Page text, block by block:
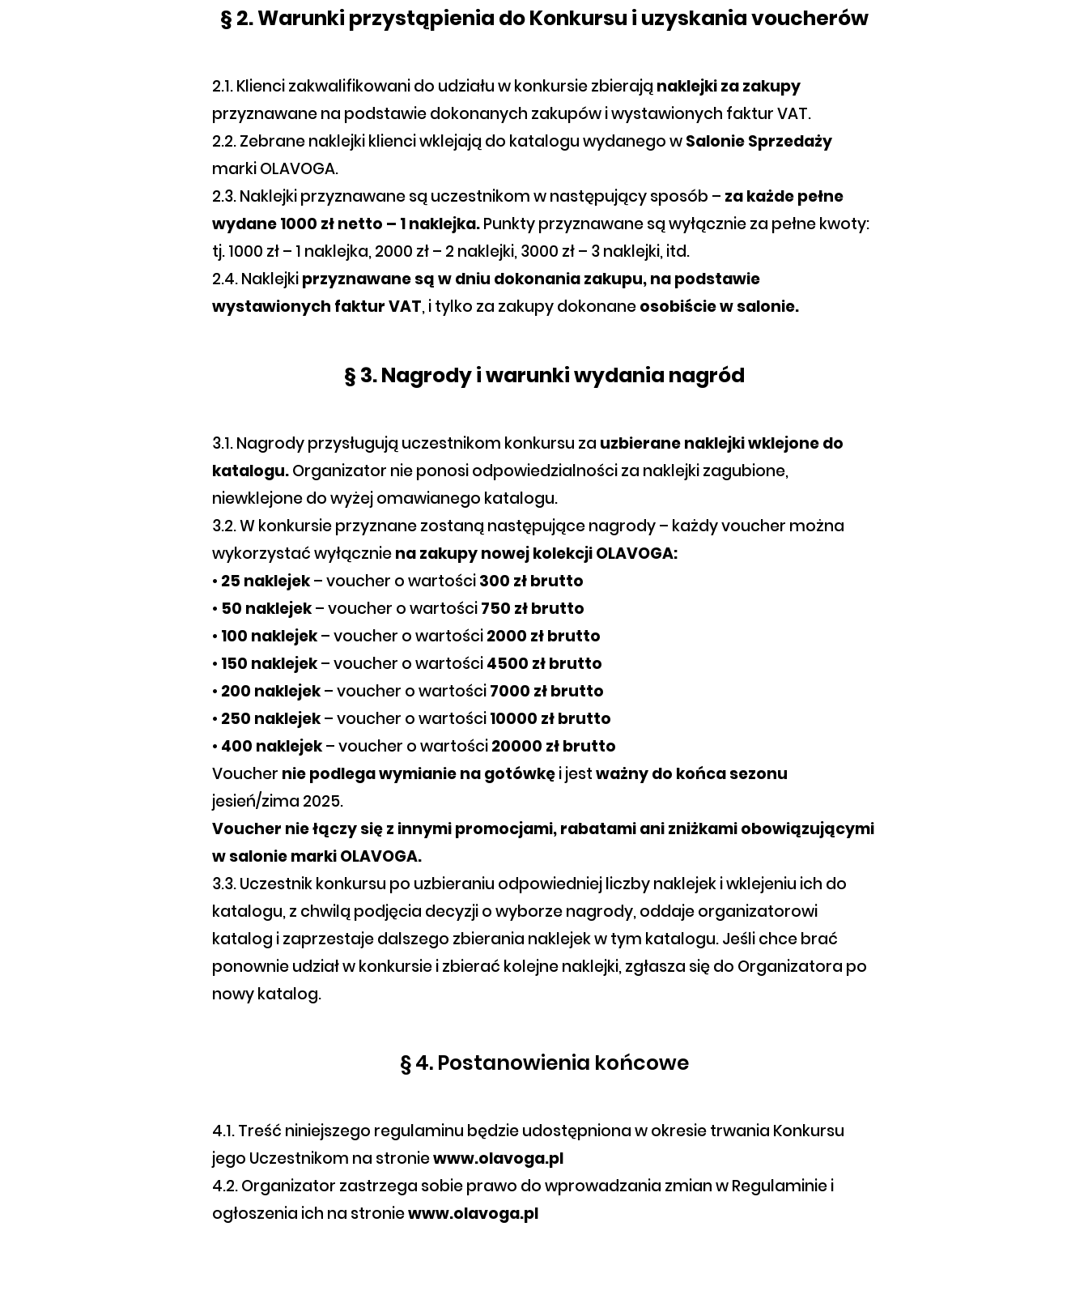
§ 2. Warunki przystąpienia do Konkursu i uzyskania voucherów
2.1. Klienci zakwalifikowani do udziału w konkursie zbierają naklejki za zakupy
przyznawane na podstawie dokonanych zakupów i wystawionych faktur VAT.
2.2. Zebrane naklejki klienci wklejają do katalogu wydanego wSalonie Sprzedaży
marki OLAVOGA.
2.3. Naklejki przyznawane są uczestnikom w następujący sposób – za każde pełne
wydane 1000 zł netto – 1 naklejka.Punkty przyznawane są wyłącznie za pełne kwoty:
tj. 1000 zł – 1 naklejka, 2000 zł – 2 naklejki, 3000 zł – 3 naklejki, itd.
2.4. Naklejkiprzyznawane są w dniu dokonania zakupu, na podstawie
wystawionych faktur VAT, i tylko za zakupy dokonaneosobiście w salonie.
§ 3. Nagrody i warunki wydania nagród
3.1. Nagrody przysługują uczestnikom konkursu za uzbierane naklejki wklejone do
katalogu.Organizator nie ponosi odpowiedzialności za naklejki zagubione,
niewklejone do wyżej omawianego katalogu.
3.2. W konkursie przyznane zostaną następujące nagrody – każdy voucher można
wykorzystać wyłączniena zakupy nowej kolekcji OLAVOGA:
• 25 naklejek– voucher o wartości300 zł brutto
• 50 naklejek– voucher o wartości750 zł brutto
• 100 naklejek– voucher o wartości2000 zł brutto
• 150 naklejek– voucher o wartości4500 zł brutto
• 200 naklejek– voucher o wartości7000 zł brutto
• 250 naklejek– voucher o wartości10000 zł brutto
• 400 naklejek– voucher o wartości20000 zł brutto
Voucher nie podlega wymianie na gotówkęi jestważny do końca sezonu
jesień/zima 2025.
Voucher nie łączy się z innymi promocjami, rabatami ani zniżkami obowiązującymi
w salonie marki OLAVOGA.
3.3. Uczestnik konkursu po uzbieraniu odpowiedniej liczby naklejek i wklejeniu ich do
katalogu, z chwilą podjęcia decyzji o wyborze nagrody, oddaje organizatorowi
katalog i zaprzestaje dalszego zbierania naklejek w tym katalogu. Jeśli chce brać
ponownie udział w konkursie i zbierać kolejne naklejki, zgłasza się do Organizatora po
nowy katalog.
§ 4. Postanowienia końcowe
4.1. Treść niniejszego regulaminu będzie udostępniona w okresie trwania Konkursu
jego Uczestnikom na stroniewww.olavoga.pl
4.2. Organizator zastrzega sobie prawo do wprowadzania zmian w Regulaminie i
ogłoszenia ich na stroniewww.olavoga.pl